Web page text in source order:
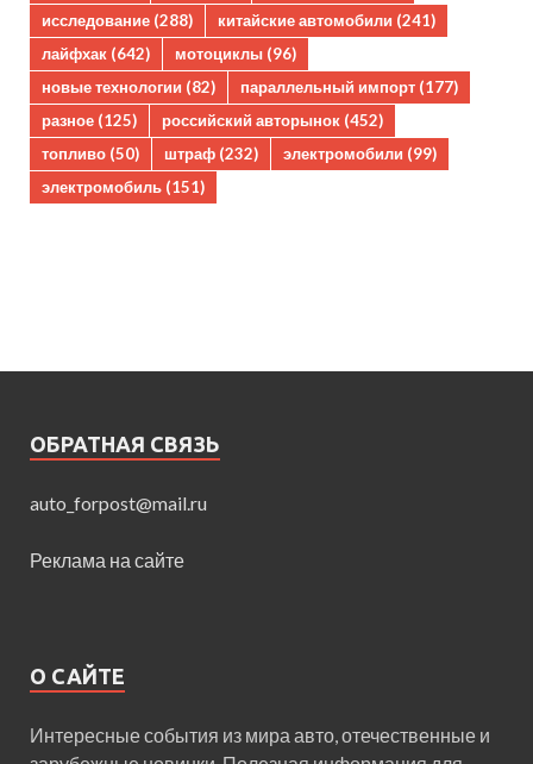
исследование (288) китайские автомобили (241)
лайфхак (642) мотоциклы (96)
новые технологии (82) параллельный импорт (177)
разное (125) российский авторынок (452)
топливо (50) штраф (232) электромобили (99)
электромобиль (151)
ОБРАТНАЯ СВЯЗЬ
auto_forpost@mail.ru
Реклама на сайте
О САЙТЕ
Интересные события из мира авто, отечественные и